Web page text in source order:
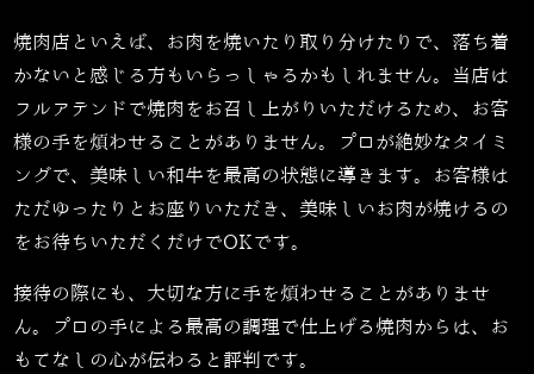
焼肉店といえば、お肉を焼いたり取り分けたりで、落ち着
かないと感じる方もいらっしゃるかもしれません。当店は
フルアテンドで焼肉をお召し上がりいただけるため、お客
様の手を煩わせることがありません。プロが絶妙なタイミ
ングで、美味しい和牛を最高の状態に導きます。お客様は
ただゆったりとお座りいただき、美味しいお肉が焼けるの
をお待ちいただくだけでOKです。
接待の際にも、大切な方に手を煩わせることがありませ
ん。プロの手による最高の調理で仕上げる焼肉からは、お
もてなしの心が伝わると評判です。